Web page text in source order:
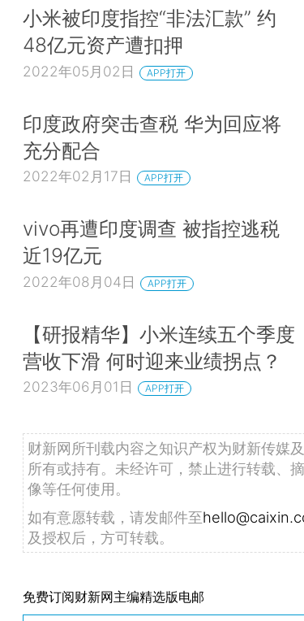
小米被印度指控“非法汇款” 约
48亿元资产遭扣押
2022年05月02日 APP打开
印度政府突击查税 华为回应将
充分配合
2022年02月17日 APP打开
vivo再遭印度调查 被指控逃税
近19亿元
2022年08月04日 APP打开
【研报精华】小米连续五个季度
营收下滑 何时迎来业绩拐点？
2023年06月01日 APP打开
财新网所刊载内容之知识产权为财新传媒
所有或持有。未经许可，禁止进行转载、
像等任何使用。
如有意愿转载，请发邮件至
及授权后，方可转载。
免费订阅财新网主编精选版电邮